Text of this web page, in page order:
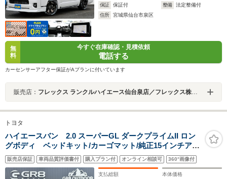
保証
保証付 整備
法定整備付
住所
宮城県仙台市泉区
無
料
今すぐ在庫確認・見積依頼
電話する
カーセンサーアフター保証がAプランに付いています
販売店： フレックス ランクルハイエース仙台泉店／フレックス株式会社
トヨタ
ハイエースバン 2.0 スーパーGL ダークプライムII ロン
グボディ ベッドキット/カーゴマット/純正15インチアル
ミ/衝突軽減ブレーキ/デジタルインナーミラー/LEDヘッド
ライト/7インチナビ/両側小窓付きスライドド
ア/ETC/AC100V/キャンピングカー/車中泊
販売店保証 車両品質評価書付 購入プラン付 オンライン相談可 360°画像付
支払総額 本体価格